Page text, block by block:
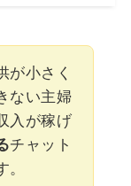
が小さく
ない主婦
入が稼げ
チャット